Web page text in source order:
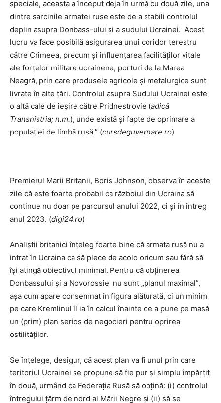
speciale, aceasta a început deja în urmă cu două zile, una
dintre sarcinile armatei ruse este de a stabili controlul
deplin asupra Donbass-ului și a sudului Ucrainei. Acest
lucru va face posibilă asigurarea unui coridor terestru
către Crimeea, precum și influențarea facilităților vitale
ale forțelor militare ucrainene, porturi de la Marea
Neagră, prin care produsele agricole și metalurgice sunt
livrate în alte țări. Controlul asupra Sudului Ucrainei este
o altă cale de ieșire către Pridnestrovie (adică
Transnistria; n.m.), unde există și fapte de oprimare a
populației de limbă rusă.” (cursdeguvernare.ro)
Premierul Marii Britanii, Boris Johnson, observa în aceste
zile că este foarte probabil ca războiul din Ucraina să
continue nu doar pe parcursul anului 2022, ci și în întreg
anul 2023. (digi24.ro)
Analiștii britanici înțeleg foarte bine că armata rusă nu a
intrat în Ucraina ca să plece de acolo oricum sau fără să
își atingă obiectivul minimal. Pentru că obținerea
Donbassului și a Novorossiei nu sunt „planul maximal”,
așa cum apare consemnat în figura alăturată, ci un minim
pe care Kremlinul îl ia în calcul înainte de a pune pe masă
un (prim) plan serios de negocieri pentru oprirea
ostilităților.
Se înțelege, desigur, că acest plan va fi unul prin care
teritoriul Ucrainei se propune să fie pur și simplu împărțit
în două, urmând ca Federația Rusă să obțină: (i) controlul
întregului țărm de nord al Mării Negre și (ii) să se